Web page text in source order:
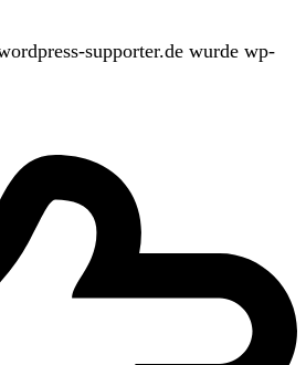
supporter.de wurde wp-